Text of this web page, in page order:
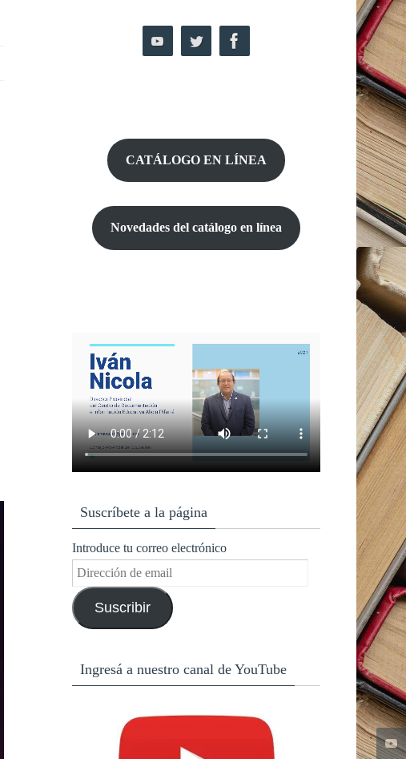
CATÁLOGO EN LÍNEA
Novedades del catálogo en línea
Suscríbete a la página
Introduce tu correo electrónico
Dirección
de
emailSuscribir
Ingresá a nuestro canal de YouTube